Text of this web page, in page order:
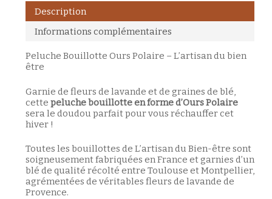
Description
Informations complémentaires
Peluche Bouillotte Ours Polaire – L’artisan du bien
être
Garnie de fleurs de lavande et de graines de blé,
cette peluche bouillotte en forme d’Ours Polaire
sera le doudou parfait pour vous réchauffer cet
hiver !
Toutes les bouillottes de L’artisan du Bien-être sont
soigneusement fabriquées en France et garnies d’un
blé de qualité récolté entre Toulouse et Montpellier,
agrémentées de véritables fleurs de lavande de
Provence.